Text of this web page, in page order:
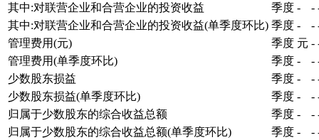
其中:对联营企业和合营企业的投资收益
季度 - -
其中:对联营企业和合营企业的投资收益(单季度环比) 季度 - -
管理费用(元)
季度 元 -
管理费用(单季度环比)
季度 - -
少数股东损益
季度 - -
少数股东损益(单季度环比)
季度 - -
归属于少数股东的综合收益总额
季度 - -
归属于少数股东的综合收益总额(单季度环比)
季度 - -